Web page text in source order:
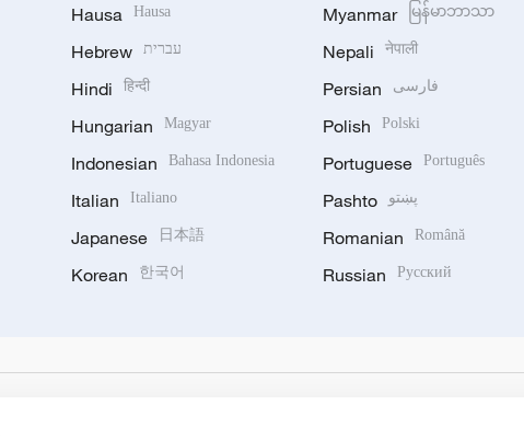
Hausa Hausa
Hebrew עברית
Hindi हिन्दी
Hungarian Magyar
Indonesian Bahasa Indonesia
Italian Italiano
Japanese 日本語
Korean 한국어
Myanmar မြန်မာဘာသာ
Nepali नेपाली
Persian فارسی
Polish Polski
Portuguese Português
Pashto پښتو
Romanian Română
Russian Русский